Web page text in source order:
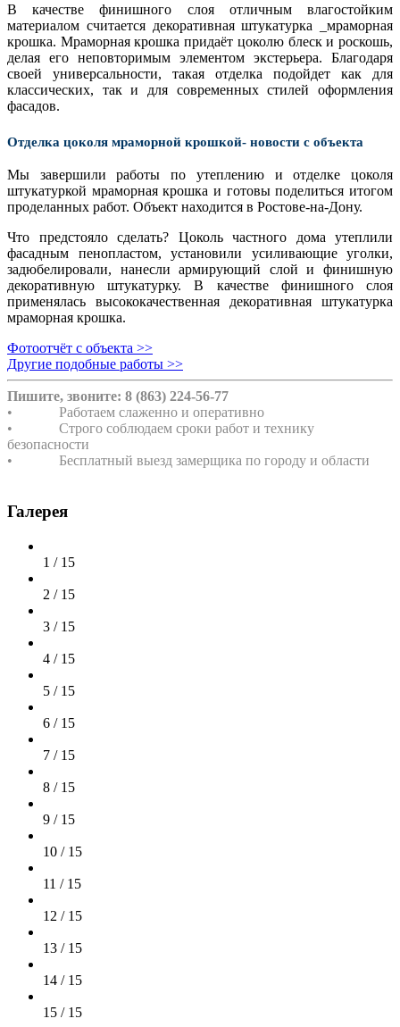
В качестве финишного слоя отличным влагостойким
материалом считается декоративная штукатурка _мраморная
крошка. Мраморная крошка придаёт цоколю блеск и роскошь,
делая его неповторимым элементом экстерьера. Благодаря
своей универсальности, такая отделка подойдет как для
классических, так и для современных стилей оформления
фасадов.
Отделка цоколя мраморной крошкой- новости с объекта
Мы завершили работы по утеплению и отделке цоколя
штукатуркой мраморная крошка и готовы поделиться итогом
проделанных работ. Объект находится в Ростове-на-Дону.
Что предстояло сделать? Цоколь частного дома утеплили
фасадным пенопластом, установили усиливающие уголки,
задюбелировали, нанесли армирующий слой и финишную
декоративную штукатурку. В качестве финишного слоя
применялась высококачественная декоративная штукатурка
мраморная крошка.
Фотоотчёт с объекта >>
Другие подобные работы >>
Пишите, звоните: 8 (863) 224-56-77
• Работаем слаженно и оперативно
• Строго соблюдаем сроки работ и технику
безопасности
• Бесплатный выезд замерщика по городу и области
Галерея
1 / 15
2 / 15
3 / 15
4 / 15
5 / 15
6 / 15
7 / 15
8 / 15
9 / 15
10 / 15
11 / 15
12 / 15
13 / 15
14 / 15
15 / 15